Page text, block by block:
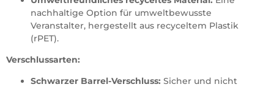
nachhaltige Option für umweltbewusste
Veranstalter, hergestellt aus recyceltem Plastik
(rPET).
Verschlussarten:
Schwarzer Barrel-Verschluss: Sicher und nicht